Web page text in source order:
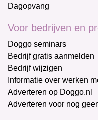
Dagopvang
Voor bedrijven en
Doggo seminars
Bedrijf gratis aanmelden
Bedrijf wijzigen
Informatie over werken
Adverteren op Doggo.nl
Adverteren voor nog